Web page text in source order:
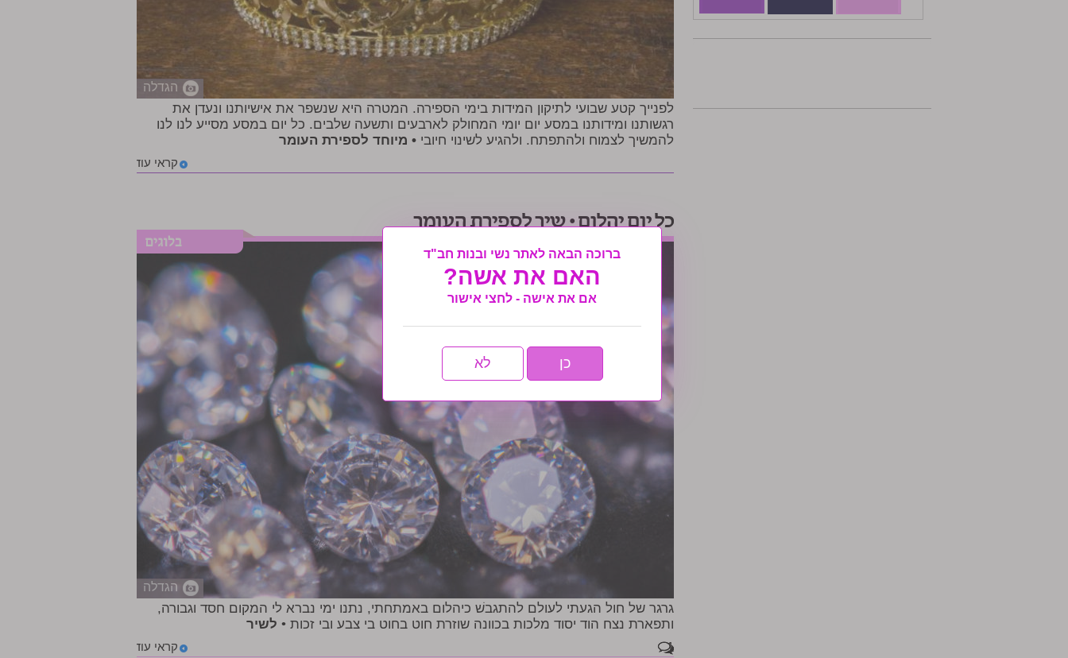
הגדלה
לפנייך קטע שבועי לתיקון המידות בימי הספירה. המטרה היא שנשפר את אישיותנו ונעדן את
רגשותנו ומידותנו במסע יום יומי המחולק לארבעים ותשעה שלבים. כל יום במסע מסייע לנו לנו
להמשיך לצמוח ולהתפתח. ולהגיע לשינוי חיובי • מיוחד לספירת העומר
קראי עוד
כל יום יהלום • שיר לספירת העומר
הגדלה
גרגר של חול הגעתי לעולם להתגבשׁ כיהלום באמתחתי, נתנו ימי נברא לי המקום חסד וגבורה,
ותפארת נצח הוד יסוד מלכות בכוונה שוזרת חוט בחוט בי צבע ובי זכות • לשיר
קראי עוד 1
ברוכה הבאה לאתר נשי ובנות חב"ד
האם את אשה?
אם את אישה - לחצי אישור
כן לא